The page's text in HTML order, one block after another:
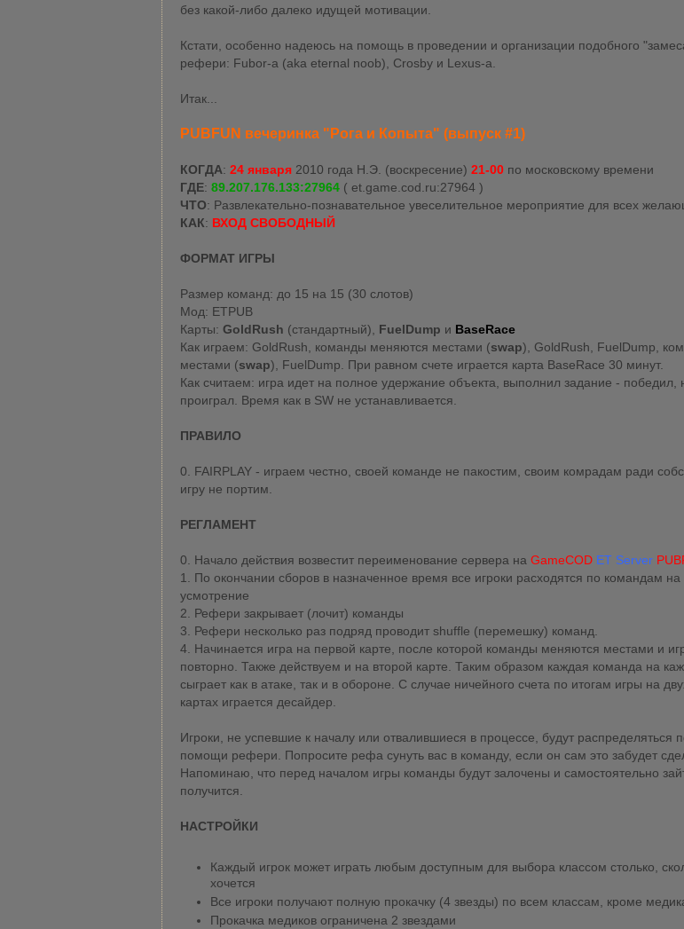
без какой-либо далеко идущей мотивации.
Кстати, особенно надеюсь на помощь в проведении и организации подобного
рефери: Fubor-a (aka eternal noob), Crosby и Lexus-a.
Итак...
PUBFUN вечеринка "Рога и Копыта" (выпуск #1)
КОГДА: 24 января 2010 года Н.Э. (воскресение) 21-00 по московскому времени
ГДЕ: 89.207.176.133:27964 ( et.game.cod.ru:27964 )
ЧТО: Развлекательно-познавательное увеселительное мероприятие для всех
КАК: ВХОД СВОБОДНЫЙ
ФОРМАТ ИГРЫ
Размер команд: до 15 на 15 (30 слотов)
Мод: ETPUB
Карты: GoldRush (стандартный), FuelDump и BaseRace
Как играем: GoldRush, команды меняются местами (swap), GoldRush, FuelDump,
местами (swap), FuelDump. При равном счете играется карта BaseRace 30 минут.
Как считаем: игра идет на полное удержание объекта, выполнил задание - победил,
проиграл. Время как в SW не устанавливается.
ПРАВИЛО
0. FAIRPLAY - играем честно, своей команде не пакостим, своим комрадам ради
игру не портим.
РЕГЛАМЕНТ
0. Начало действия возвестит переименование сервера на GameCOD ET Server
1. По окончании сборов в назначенное время все игроки расходятся по командам на
усмотрение
2. Рефери закрывает (лочит) команды
3. Рефери несколько раз подряд проводит shuffle (перемешку) команд.
4. Начинается игра на первой карте, после которой команды меняются местами и
повторно. Также действуем и на второй карте. Таким образом каждая команда на
сыграет как в атаке, так и в обороне. С случае ничейного счета по итогам игры на
картах играется десайдер.
Игроки, не успевшие к началу или отвалившиеся в процессе, будут распределяться
помощи рефери. Попросите рефа сунуть вас в команду, если он сам это забудет
Напоминаю, что перед началом игры команды будут залочены и самостоятельно
получится.
НАСТРОЙКИ
Каждый игрок может играть любым доступным для выбора классом столько,
хочется
Все игроки получают полную прокачку (4 звезды) по всем классам, кроме
Прокачка медиков ограничена 2 звездами